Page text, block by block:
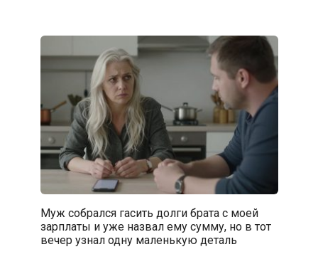
Муж собрался гасить долги брата с моей
зарплаты и уже назвал ему сумму, но в тот
вечер узнал одну маленькую деталь